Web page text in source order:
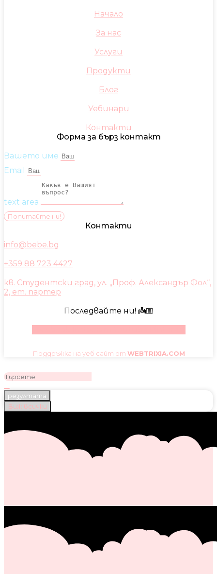
Начало
За нас
Услуги
Продукти
Блог
Уебинари
Контакти
Форма за бърз контакт
Вашето име
Email
text area
Попитайте ни!
Контакти
info@bebe.bg
+359 88 723 4427
кв. Студентски град, ул. „Проф. Александър Фол“,
2, ет. партер
Последвайте ни! 👼🏼
Поддръжка на уеб сайт от WEBTRIXIA.COM
резултата
Виж всички